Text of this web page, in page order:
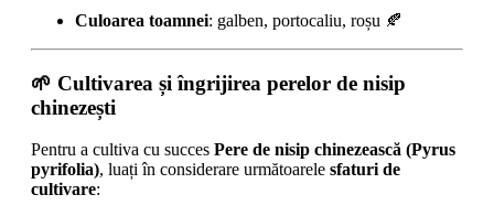
Culoarea toamnei: galben, portocaliu, roșu 🍂
🌱 Cultivarea și îngrijirea perelor de nisip
chinezești
Pentru a cultiva cu succes Pere de nisip chinezească (Pyrus
pyrifolia), luați în considerare următoarele sfaturi de
cultivare: